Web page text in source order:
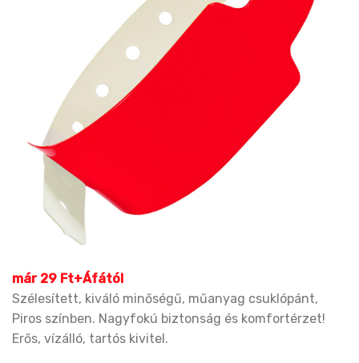
már 29 Ft+Áfától
Szélesített, kiváló minőségű, műanyag csuklópánt,
Piros színben. Nagyfokú biztonság és komfortérzet!
Erős, vízálló, tartós kivitel.